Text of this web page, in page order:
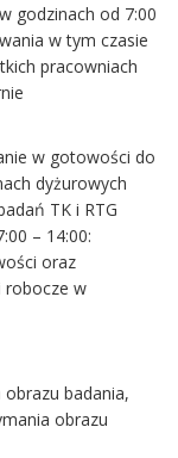
godzinach od 7:00
w tym czasie
pracowniach
w gotowości do
dyżurowych
TK i RTG
– 14:00:
oraz
robocze w
badania,
obrazu